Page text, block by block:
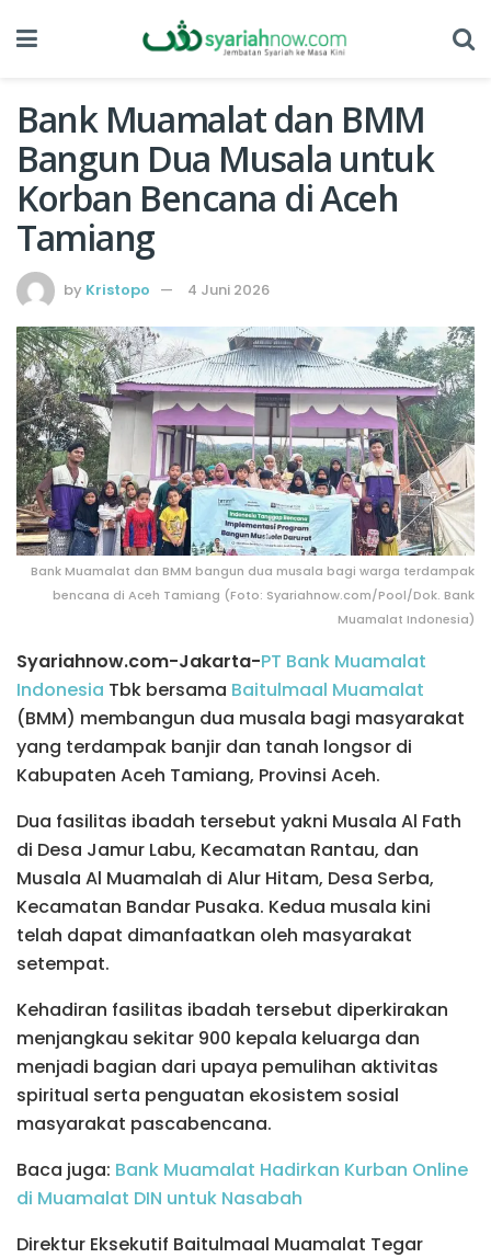
Bank Muamalat dan BMM
Bangun Dua Musala untuk
Korban Bencana di Aceh
Tamiang
by Kristopo 4 Juni 2026
Bank Muamalat dan BMM bangun dua musala bagi warga terdampak
bencana di Aceh Tamiang (Foto: Syariahnow.com/Pool/Dok. Bank
Muamalat Indonesia)
Syariahnow.com-Jakarta-PT Bank Muamalat
Indonesia Tbk bersama Baitulmaal Muamalat
(BMM) membangun dua musala bagi masyarakat
yang terdampak banjir dan tanah longsor di
Kabupaten Aceh Tamiang, Provinsi Aceh.
Dua fasilitas ibadah tersebut yakni Musala Al Fath
di Desa Jamur Labu, Kecamatan Rantau, dan
Musala Al Muamalah di Alur Hitam, Desa Serba,
Kecamatan Bandar Pusaka. Kedua musala kini
telah dapat dimanfaatkan oleh masyarakat
setempat.
Kehadiran fasilitas ibadah tersebut diperkirakan
menjangkau sekitar 900 kepala keluarga dan
menjadi bagian dari upaya pemulihan aktivitas
spiritual serta penguatan ekosistem sosial
masyarakat pascabencana.
Baca juga: Bank Muamalat Hadirkan Kurban Online
di Muamalat DIN untuk Nasabah
Direktur Eksekutif Baitulmaal Muamalat Tegar